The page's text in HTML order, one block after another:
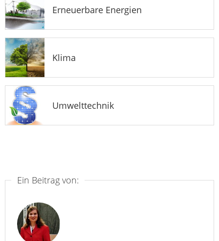
Erneuerbare Energien
Klima
Umwelttechnik
Ein Beitrag von: